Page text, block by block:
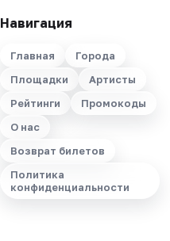
Навигация
Главная
Города
Площадки
Артисты
Рейтинги
Промокоды
О нас
Возврат билетов
Политика
конфиденциальности